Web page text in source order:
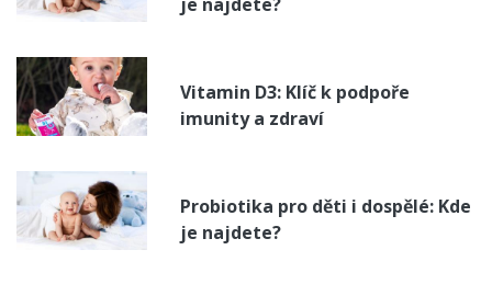
Vitamin D3: Klíč k podpoře
imunity a zdraví
Probiotika pro děti i dospělé: Kde
je najdete?